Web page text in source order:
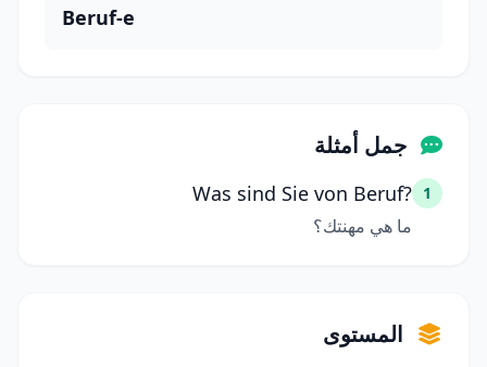
Beruf-e
جمل أمثلة
1
Was sind Sie von Beruf?
ما هي مهنتك؟
المستوى